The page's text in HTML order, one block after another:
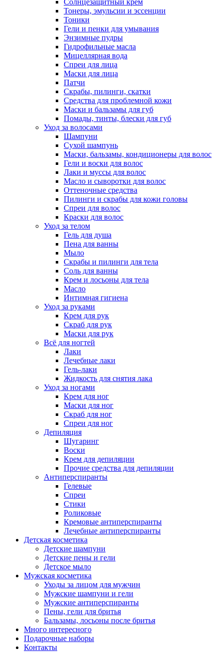
Тонеры, эмульсии и эссенции
Тоники
Гели и пенки для умывания
Энзимные пудры
Гидрофильные масла
Мицеллярная вода
Спреи для лица
Маски для лица
Патчи
Скрабы, пилинги, скатки
Средства для проблемной кожи
Маски и бальзамы для губ
Помады, тинты, блески для губ
Уход за волосами
Шампуни
Сухой шампунь
Маски, бальзамы, кондиционеры для волос
Гели и воски для волос
Лаки и муссы для волос
Масло и сыворотки для волос
Оттеночные средства
Пилинги и скрабы для кожи головы
Спреи для волос
Краски для волос
Уход за телом
Гель для душа
Пена для ванны
Мыло
Скрабы и пилинги для тела
Соль для ванны
Крем и лосьоны для тела
Масло
Интимная гигиена
Уход за руками
Крем для рук
Скраб для рук
Маски для рук
Всё для ногтей
Лаки
Лечебные лаки
Гель-лаки
Жидкость для снятия лака
Уход за ногами
Крем для ног
Маски для ног
Скраб для ног
Спреи для ног
Депиляция
Шугаринг
Воски
Крем для депиляции
Прочие средства для депиляции
Антиперспиранты
Гелевые
Спреи
Стики
Роликовые
Кремовые антиперспиранты
Лечебные антиперспиранты
Детская косметика
Детские шампуни
Детские пены и гели
Детское мыло
Мужская косметика
Уходы за лицом для мужчин
Мужские шампуни и гели
Мужские антиперспиранты
Пены, гели для бритья
Бальзамы, лосьоны после бритья
Много интересного
Подарочные наборы
Контакты